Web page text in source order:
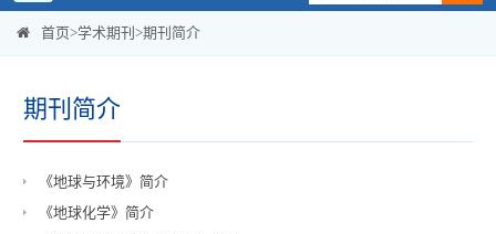
navigation
首页>学术期刊 >期刊简介
期刊简介
《地球与环境》简介
《地球化学》简介